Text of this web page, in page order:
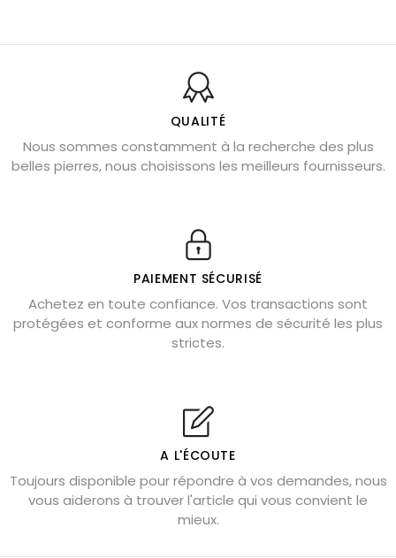
Bienfaits de la sélénite – pierre des anges
L’améthyste est-elle faite pour moi ?
Chrysocolle : pierre apaisante
Obsidienne dorée : vertus et signification
Véritable citrine naturelle non chauffée
Où placer la citrine dans la maison
Cornaline : propriétés magiques
Capricorne : quelles pierres choisir
Shungite : purification et protection
Bagues en labradorite argent 925
Lapis lazuli : propriétés et précautions
Citrine : propriétés magiques
QUALITÉ
Nous sommes constamment à la recherche des plus
belles pierres, nous choisissons les meilleurs fournisseurs.
PAIEMENT SÉCURISÉ
Achetez en toute confiance. Vos transactions sont
protégées et conforme aux normes de sécurité les plus
strictes.
A L'ÉCOUTE
Toujours disponible pour répondre à vos demandes, nous
vous aiderons à trouver l'article qui vous convient le
mieux.